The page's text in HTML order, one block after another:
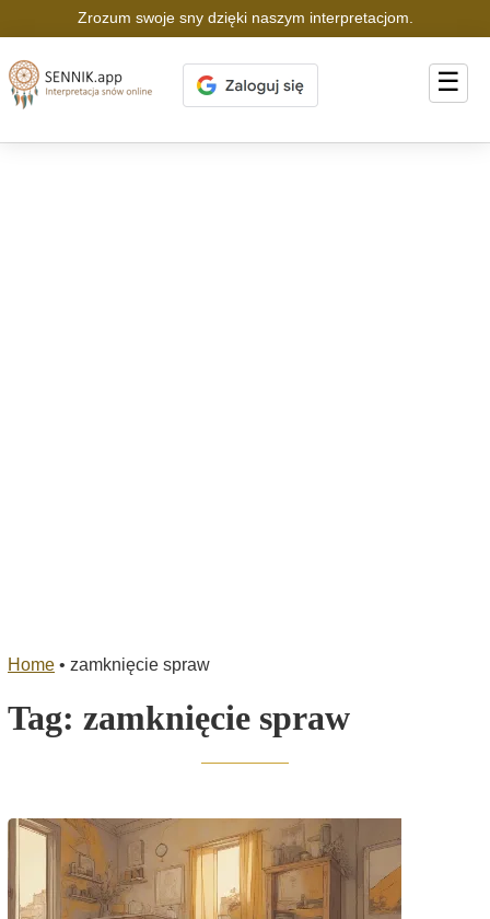
Zrozum swoje sny dzięki naszym interpretacjom.
☰
Home • zamknięcie spraw
Tag: zamknięcie spraw